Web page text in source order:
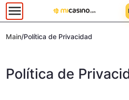
Main/Política de Privacidad
Política de